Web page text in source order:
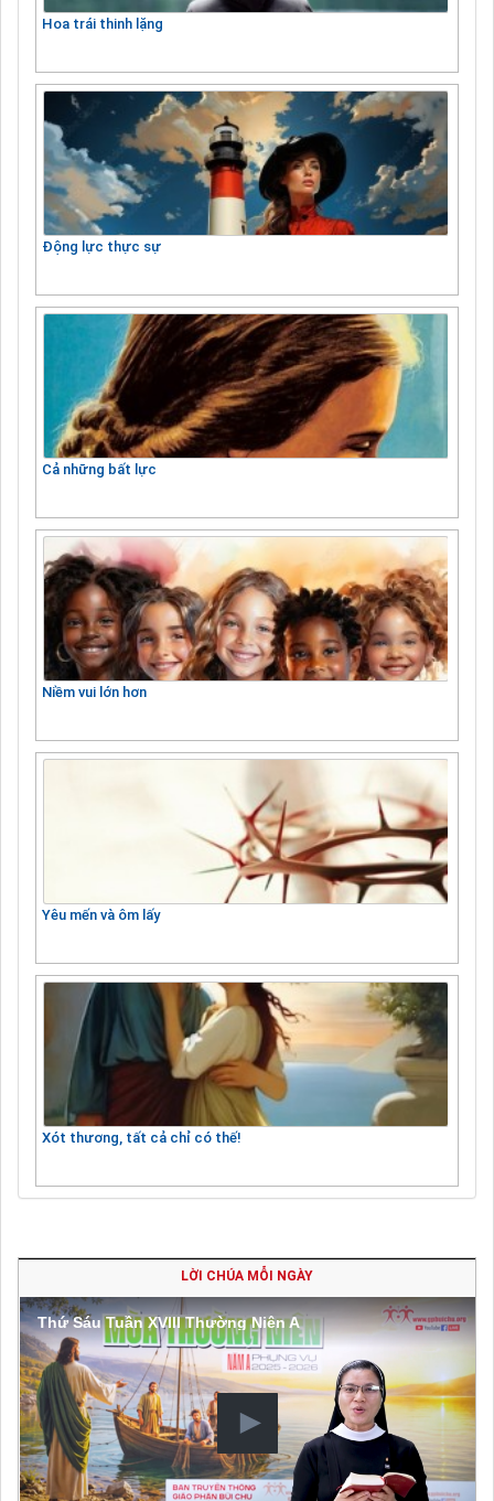
Hoa trái thinh lặng
Động lực thực sự
Cả những bất lực
Niềm vui lớn hơn
Yêu mến và ôm lấy
Xót thương, tất cả chỉ có thế!
LỜI CHÚA MỖI NGÀY
Thứ Sáu Tuần XVIII Thường Niên A